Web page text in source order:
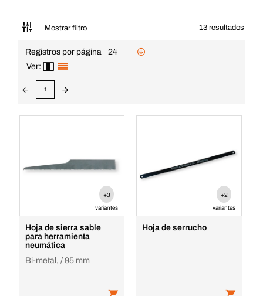
Mostrar filtro 13 resultados
Registros por página
24
Ver:
1
+3
variantes
Hoja de sierra sable
para herramienta
neumática
Bi-metal, / 95 mm
+2
variantes
Hoja de serrucho